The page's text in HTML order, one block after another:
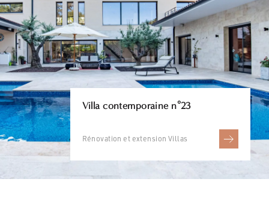
Villa contemporaine n°23
Rénovation et extension Villas